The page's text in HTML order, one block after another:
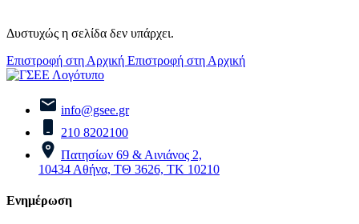
Δυστυχώς η σελίδα δεν υπάρχει.
Επιστροφή στη Αρχική Επιστροφή στη Αρχική
info@gsee.gr
210 8202100
Πατησίων 69 & Αινιάνος 2,
10434 Αθήνα, ΤΘ 3626, ΤΚ 10210
Ενημέρωση